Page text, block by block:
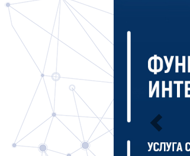
Previous